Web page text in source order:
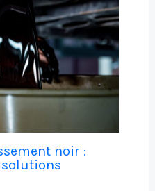
noir :
solutions